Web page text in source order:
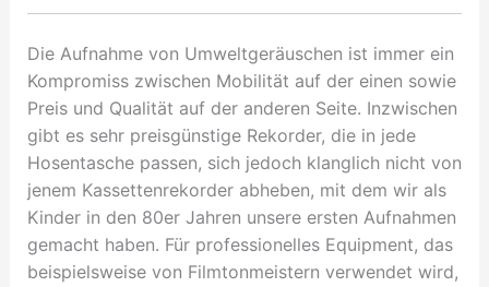
Die Aufnahme von Umweltgeräuschen ist immer ein
Kompromiss zwischen Mobilität auf der einen sowie
Preis und Qualität auf der anderen Seite. Inzwischen
gibt es sehr preisgünstige Rekorder, die in jede
Hosentasche passen, sich jedoch klanglich nicht von
jenem Kassettenrekorder abheben, mit dem wir als
Kinder in den 80er Jahren unsere ersten Aufnahmen
gemacht haben. Für professionelles Equipment, das
beispielsweise von Filmtonmeistern verwendet wird,